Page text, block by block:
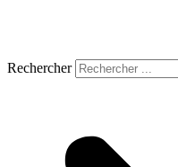
Rechercher